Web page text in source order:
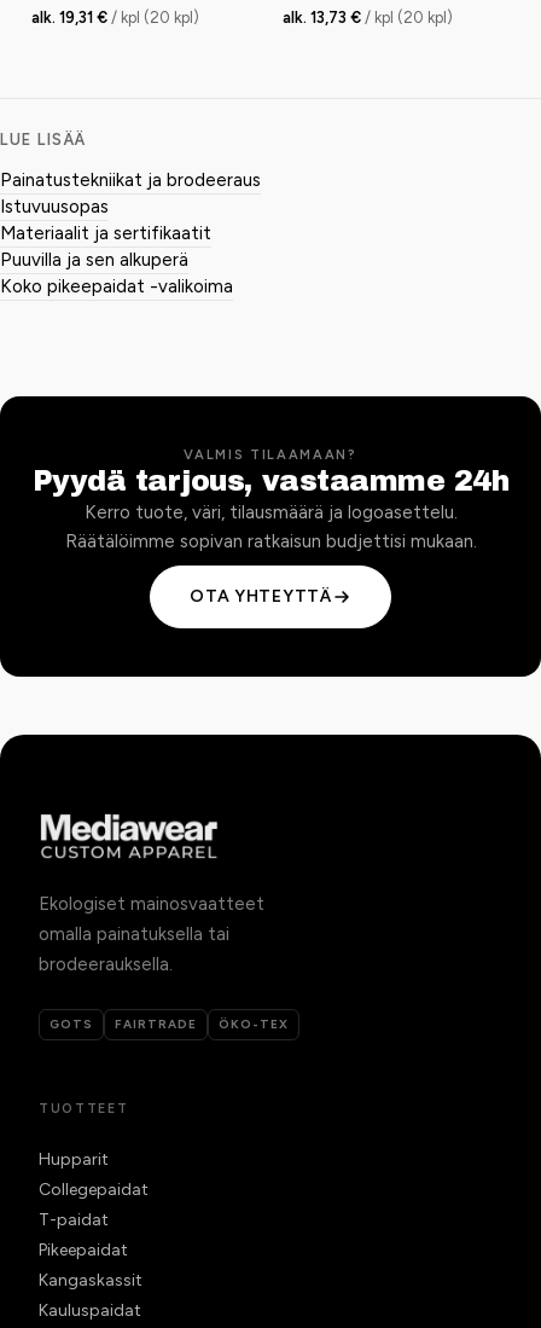
alk. 19,31 € / kpl (20 kpl) alk. 13,73 € / kpl (20 kpl)
LUE LISÄÄ
Painatustekniikat ja brodeeraus
Istuvuusopas
Materiaalit ja sertifikaatit
Puuvilla ja sen alkuperä
Koko pikeepaidat -valikoima
VALMIS TILAAMAAN?
Pyydä tarjous, vastaamme 24h
Kerro tuote, väri, tilausmäärä ja logoasettelu.
Räätälöimme sopivan ratkaisun budjettisi mukaan.
OTA YHTEYTTÄ
Ekologiset mainosvaatteet
omalla painatuksella tai
brodeerauksella.
GOTS FAIRTRADE ÖKO-TEX
TUOTTEET
Hupparit
Collegepaidat
T-paidat
Pikeepaidat
Kangaskassit
Kauluspaidat